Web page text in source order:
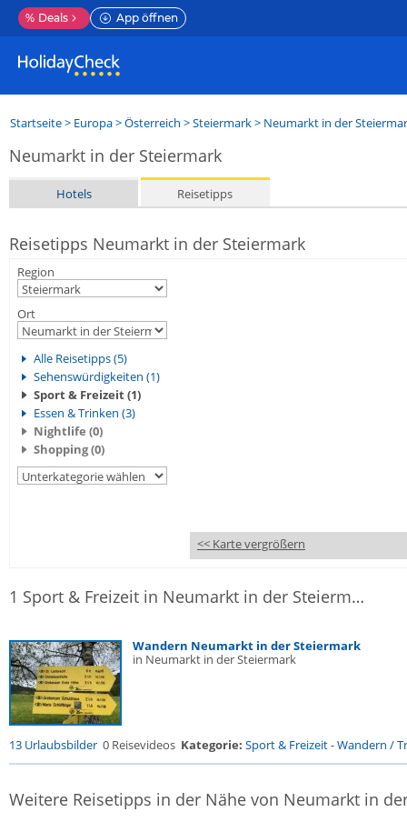
% Deals App öffnen
Startseite> Europa>Österreich >Steiermark> Neumarkt in der
Neumarkt in der Steiermark
Hotels Reisetipps
Reisetipps Neumarkt in der Steiermark
Region
Ort
Alle Reisetipps (5)
Sehenswürdigkeiten (1)
Sport & Freizeit (1)
Essen & Trinken (3)
Nightlife (0)
Shopping (0)
<< Karte vergrößern
1 Sport & Freizeit in Neumarkt in der Steiermark
Wandern Neumarkt in der Steiermark
in Neumarkt in der Steiermark
13 Urlaubsbilder 0 Reisevideos Kategorie: Sport & Freizeit-Wandern /
Weitere Reisetipps in der Nähe von Neumarkt in